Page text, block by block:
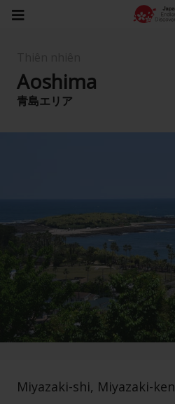
Aoshima
青島エリア
Miyazaki-shi, Miyazaki-ken